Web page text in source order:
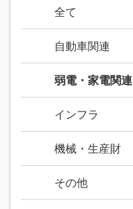
全て
自動車関連
弱電・家電関連
インフラ
機械・生産財
その他